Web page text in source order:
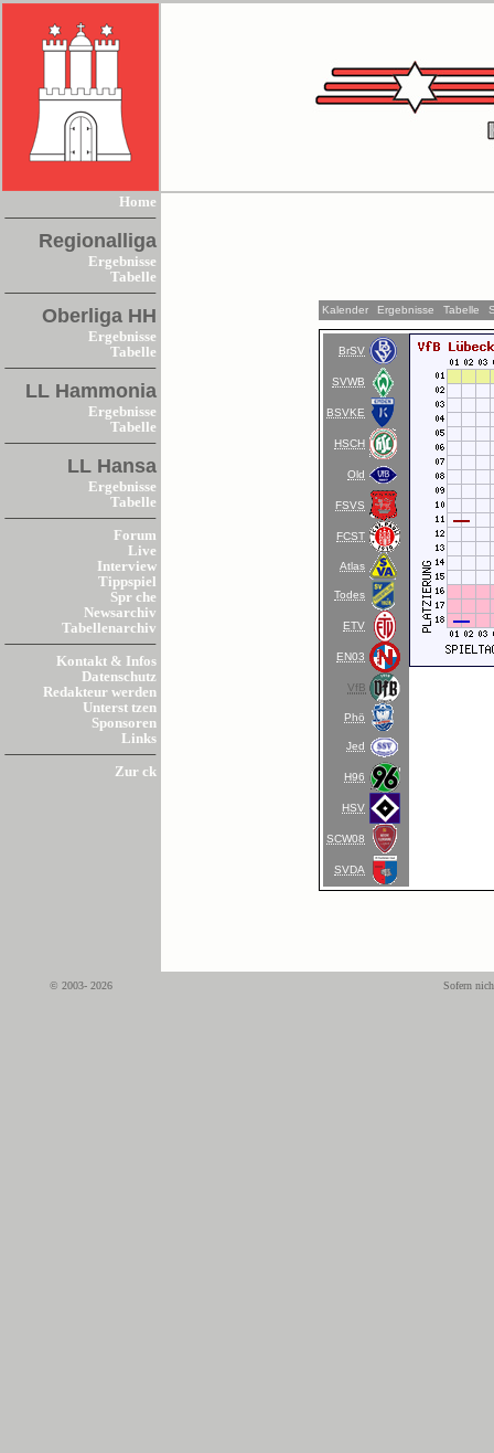
Home
Regionalliga
Ergebnisse
Tabelle
Oberliga HH
Ergebnisse
Tabelle
LL Hammonia
Ergebnisse
Tabelle
LL Hansa
Ergebnisse
Tabelle
Forum
Live
Interview
Tippspiel
Spr che
Newsarchiv
Tabellenarchiv
Kontakt & Infos
Datenschutz
Redakteur werden
Unterst tzen
Sponsoren
Links
Zur ck
Kalender Ergebnisse Tabelle
BrSV
SVWB
BSVKE
HSCH
Old
FSVS
FCST
Atlas
Todes
ETV
EN03
VfB
Phö
Jed
H96
HSV
SCW08
SVDA
© 2003- 2026 Sofern